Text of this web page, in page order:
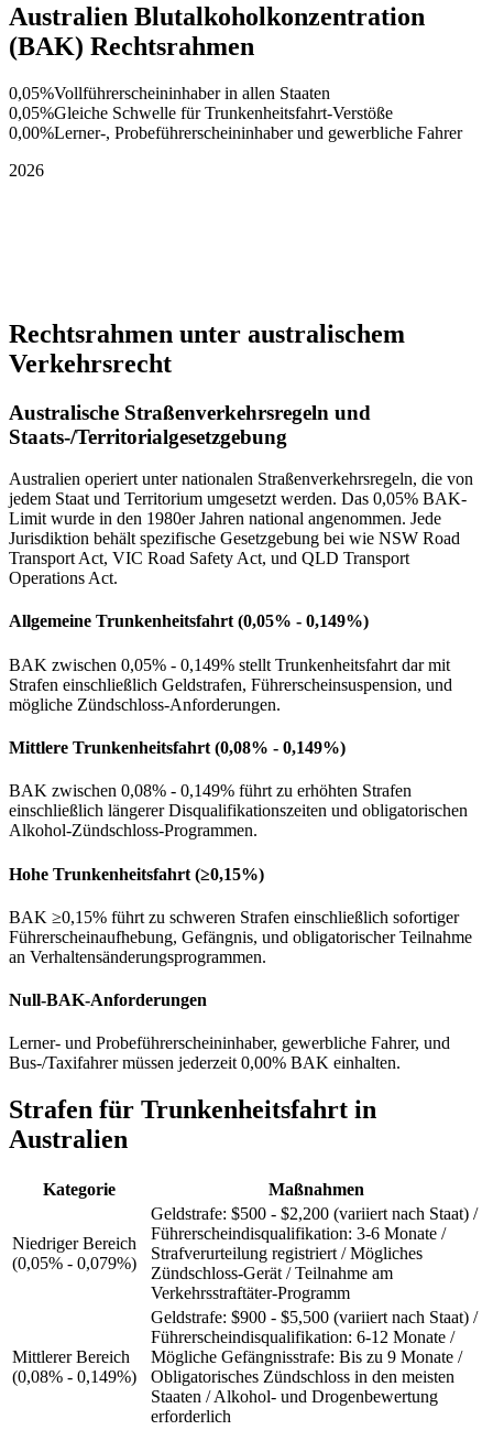
Australien Blutalkoholkonzentration
(BAK) Rechtsrahmen
0,05%Vollführerscheininhaber in allen Staaten
0,05%Gleiche Schwelle für Trunkenheitsfahrt-Verstöße
0,00%Lerner-, Probeführerscheininhaber und gewerbliche Fahrer
2026
Rechtsrahmen unter australischem
Verkehrsrecht
Australische Straßenverkehrsregeln und
Staats-/Territorialgesetzgebung
Australien operiert unter nationalen Straßenverkehrsregeln, die von
jedem Staat und Territorium umgesetzt werden. Das 0,05% BAK-
Limit wurde in den 1980er Jahren national angenommen. Jede
Jurisdiktion behält spezifische Gesetzgebung bei wie NSW Road
Transport Act, VIC Road Safety Act, und QLD Transport
Operations Act.
Allgemeine Trunkenheitsfahrt (0,05% - 0,149%)
BAK zwischen 0,05% - 0,149% stellt Trunkenheitsfahrt dar mit
Strafen einschließlich Geldstrafen, Führerscheinsuspension, und
mögliche Zündschloss-Anforderungen.
Mittlere Trunkenheitsfahrt (0,08% - 0,149%)
BAK zwischen 0,08% - 0,149% führt zu erhöhten Strafen
einschließlich längerer Disqualifikationszeiten und obligatorischen
Alkohol-Zündschloss-Programmen.
Hohe Trunkenheitsfahrt (≥0,15%)
BAK ≥0,15% führt zu schweren Strafen einschließlich sofortiger
Führerscheinaufhebung, Gefängnis, und obligatorischer Teilnahme
an Verhaltensänderungsprogrammen.
Null-BAK-Anforderungen
Lerner- und Probeführerscheininhaber, gewerbliche Fahrer, und
Bus-/Taxifahrer müssen jederzeit 0,00% BAK einhalten.
Strafen für Trunkenheitsfahrt in
Australien
Kategorie Maßnahmen
Niedriger Bereich
(0,05% - 0,079%)
Geldstrafe: $500 - $2,200 (variiert nach Staat) /
Führerscheindisqualifikation: 3-6 Monate /
Strafverurteilung registriert / Mögliches
Zündschloss-Gerät / Teilnahme am
Verkehrsstraftäter-Programm
Mittlerer Bereich
(0,08% - 0,149%)
Geldstrafe: $900 - $5,500 (variiert nach Staat) /
Führerscheindisqualifikation: 6-12 Monate /
Mögliche Gefängnisstrafe: Bis zu 9 Monate /
Obligatorisches Zündschloss in den meisten
Staaten / Alkohol- und Drogenbewertung
erforderlich